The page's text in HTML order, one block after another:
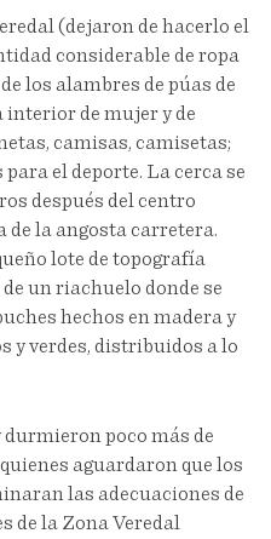
(dejaron de hacerlo el
considerable de ropa
los alambres de púas de
interior de mujer y de
camisas, camisetas;
el deporte. La cerca se
después del centro
de la angosta carretera.
lote de topografía
un riachuelo donde se
hechos en madera y
y verdes, distribuidos a lo
poco más de
aguardaron que los
las adecuaciones de
de la Zona Veredal